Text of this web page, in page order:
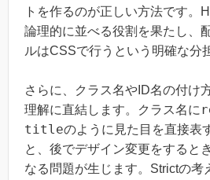
トを作るのが正しい方法です。
論理的に並べる役割を果たし、
ルはCSSで行うという明確な分
さらに、クラス名やID名の付け
理解に直結します。クラス名に
titleのように見た目を直接表
と、後でデザイン変更をすると
なる問題が生じます。Strictの考